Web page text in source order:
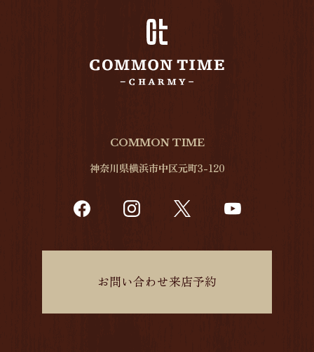
COMMON TIME
神奈川県横浜市中区元町3-120
お問い合わせ来店予約